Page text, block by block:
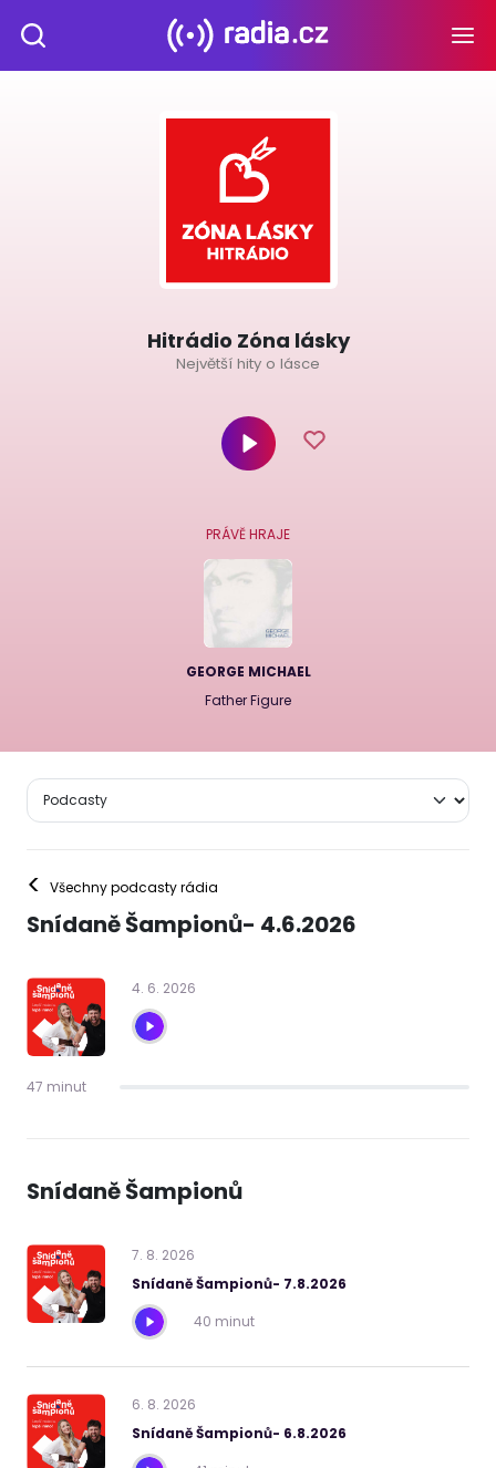
Hitrádio Zóna lásky
Největší hity o lásce
PRÁVĚ HRAJE
GEORGE MICHAEL
Father Figure
< Všechny podcasty rádia
Snídaně Šampionů- 4.6.2026
4. 6. 2026
47 minut
Snídaně Šampionů
7. 8. 2026
Snídaně Šampionů- 7.8.2026
40 minut
6. 8. 2026
Snídaně Šampionů- 6.8.2026